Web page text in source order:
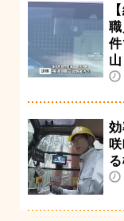
山